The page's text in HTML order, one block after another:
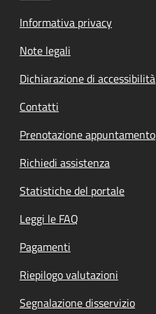
Informativa privacy
Note legali
Dichiarazione di accessibilità
Contatti
Prenotazione appuntamento
Richiedi assistenza
Statistiche del portale
Leggi le FAQ
Pagamenti
Riepilogo valutazioni
Segnalazione disservizio